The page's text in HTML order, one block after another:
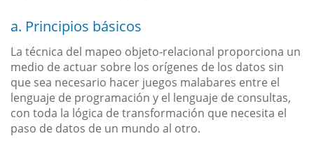
a. Principios básicos
La técnica del mapeo objeto-relacional proporciona un
medio de actuar sobre los orígenes de los datos sin
que sea necesario hacer juegos malabares entre el
lenguaje de programación y el lenguaje de consultas,
con toda la lógica de transformación que necesita el
paso de datos de un mundo al otro.